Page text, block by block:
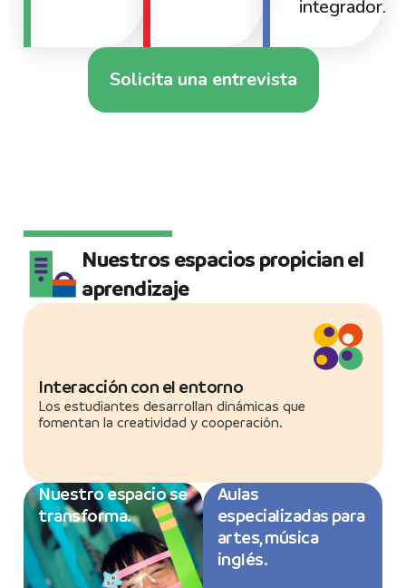
integrador.
Solicita una entrevista
Nuestros espacios propician el
aprendizaje
Interacción con el entorno
Los estudiantes desarrollan dinámicas que
fomentan la creatividad y cooperación.
Nuestro espacio se
transforma.
Aulas
especializadas para
artes, música
inglés.